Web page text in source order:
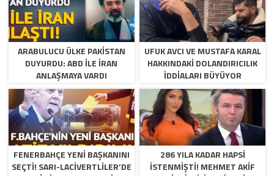
ARABULUCU ÜLKE PAKISTAN
DUYURDU: ABD ILE İRAN
ANLAŞMAYA VARDI
UFUK AVCI VE MUSTAFA KARAL
HAKKINDAKI DOLANDIRICILIK
İDDIALARI BÜYÜYOR
FENERBAHÇE YENI BAŞKANINI
SEÇTI! SARI-LACIVERTLILER’DE
286 YILA KADAR HAPSI
ISTENMIŞTI! MEHMET AKIF